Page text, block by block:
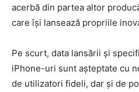
acerbă din partea altor
care își lansează propriile
Pe scurt, data lansării și
iPhone-uri sunt așteptate cu
de utilizatori fideli, dar și de